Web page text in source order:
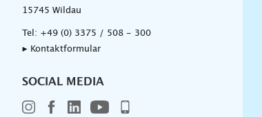
15745 Wildau
Tel: +49 (0) 3375 / 508 - 300
▸ Kontaktformular
SOCIAL MEDIA